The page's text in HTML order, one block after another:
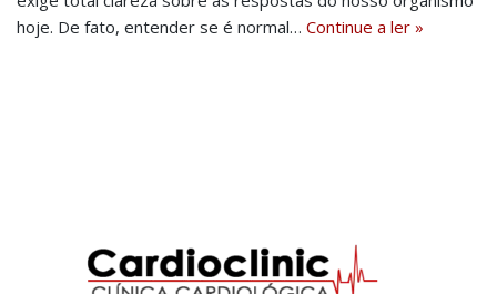
hoje. De fato, entender se é normal… Continue a ler »